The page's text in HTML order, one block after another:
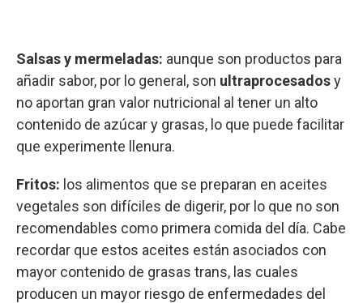
Salsas y mermeladas: aunque son productos para
añadir sabor, por lo general, son ultraprocesadosy
no aportan gran valor nutricional al tener un alto
contenido de azúcar y grasas, lo que puede facilitar
que experimente llenura.
Fritos: los alimentos que se preparan en aceites
vegetales son difíciles de digerir, por lo que no son
recomendables como primera comida del día. Cabe
recordar que estos aceites están asociados con
mayor contenido de grasas trans, las cuales
producen un mayor riesgo de enfermedades del